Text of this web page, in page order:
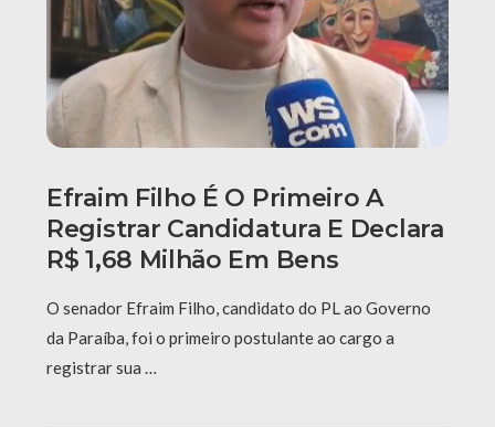
Efraim Filho É O Primeiro A
Registrar Candidatura E Declara
R$ 1,68 Milhão Em Bens
O senador Efraim Filho, candidato do PL ao Governo
da Paraíba, foi o primeiro postulante ao cargo a
registrar sua …